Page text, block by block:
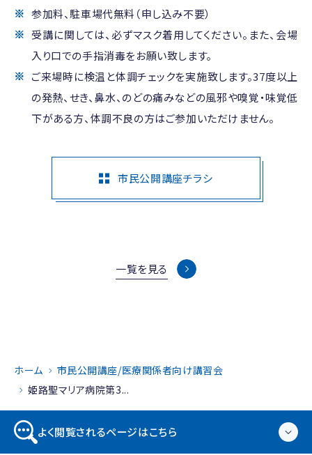
参加料、駐車場代無料（申し込み不要）
受講に関しては、必ずマスク着用してください。また、会場
入り口での手指消毒をお願い致します。
ご来場時に検温と体調チェックを実施致します。37度以上
の発熱、せき、鼻水、のどの痛みなどの風邪や嗅覚・味覚低
下がある方、体調不良の方はご参加いただけません。
市民公開講座チラシ
一覧を見る
ホーム
市民公開講座/医療関係者向け講習会
姫路聖マリア病院第3...
よく閲覧されるページはこちら